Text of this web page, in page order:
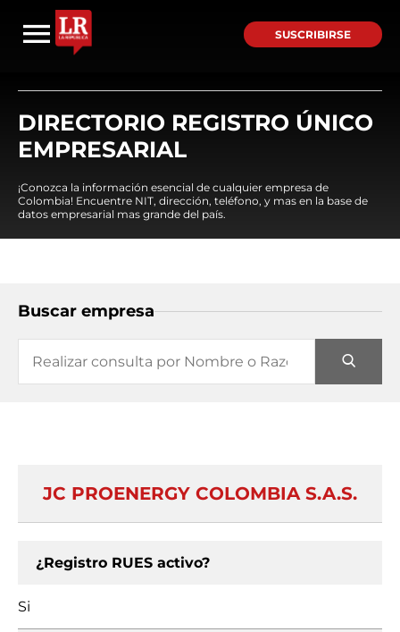
SUSCRIBIRSE
DIRECTORIO REGISTRO ÚNICO
EMPRESARIAL
¡Conozca la información esencial de cualquier empresa de
Colombia! Encuentre NIT, dirección, teléfono, y mas en la base de
datos empresarial mas grande del país.
Buscar empresa
JC PROENERGY COLOMBIA S.A.S.
¿Registro RUES activo?
Si